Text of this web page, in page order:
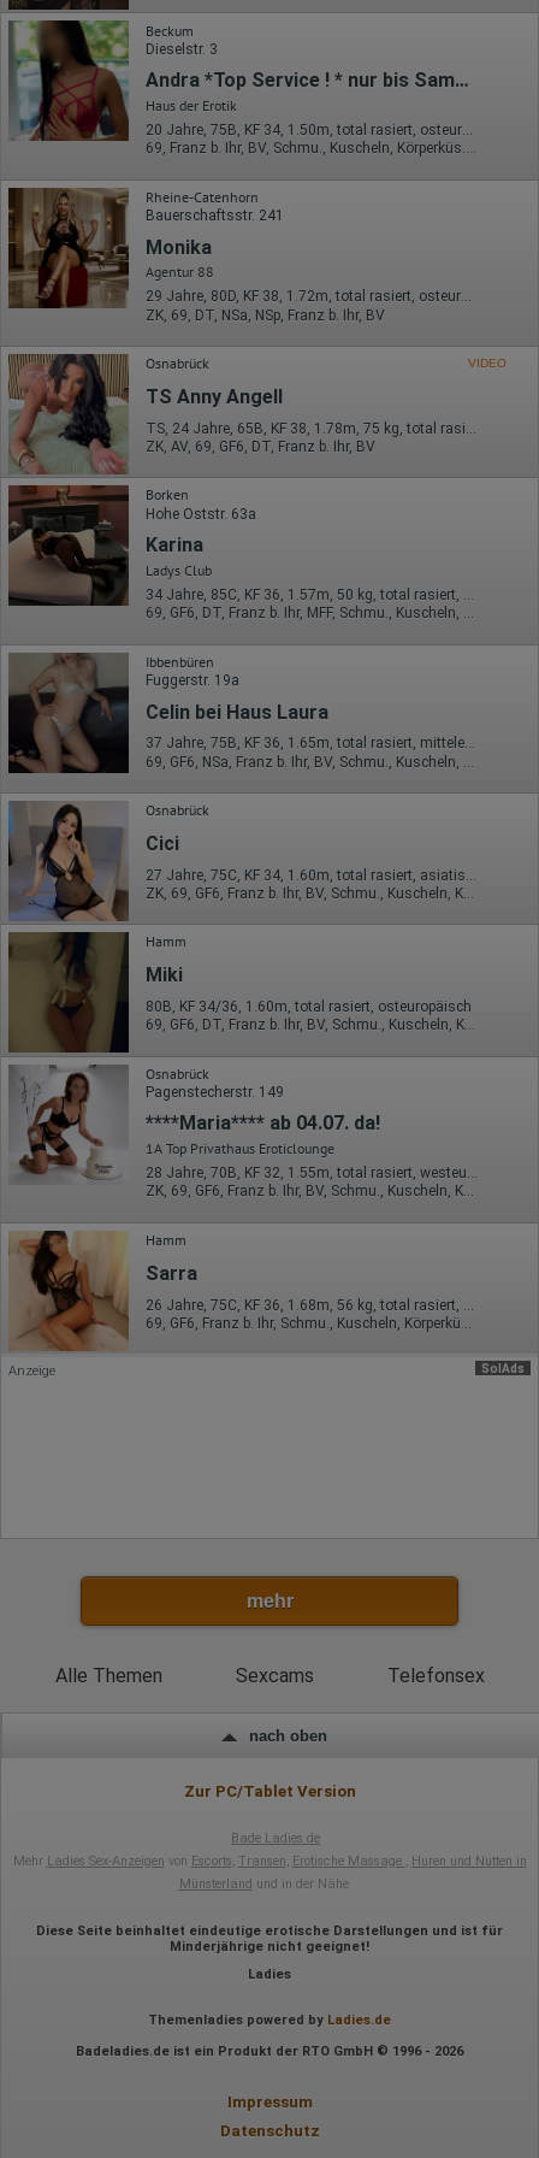
Europäischen Wirtschaftsraum gekürzt, dies bedeutet, dass alle
Daten anonym erhoben werden. Nur in Ausnahmefällen wird die
volle IP-Adresse an einen Server von Google in den USA
übertragen und dort gekürzt. Die von dem Browser des Nutzers
übermittelte IP-Adresse wird nicht mit anderen Daten von Google
zusammengeführt.
Erhobene Informationen zum Besucherverhalten sind folgende:
Herkunft (Land und Stadt)
Sprache
Betriebssystem
Gerät (PC, Tablet-PC oder Smartphone)
Browser und alle verwendeten Add-ons
Auflösung des Computers
Besucherquelle (Facebook, Suchmaschine oder
verweisende Webseite)
Welche Videos angeschaut?
Wurden Werbebanner angeklickt?
Wohin ging der Besucher? Klickte er auf weitere Seiten des
Portals oder hat er sie komplett verlassen?
Wie lange blieb der Besucher?
Ort der Verarbeitung:
Europäische Union & USA
Hotjar
Wir nutzen Hotjar als Webanalysedient. Es wird verwendet, um
Daten über das Benutzerverhalten zu sammeln. Hotjar kann
auch im Rahmen von Umfragen und Feedbackfunktionen, die
auf unserer Website eingebunden sind, von Ihnen bereitgestellte
Herausgeber:
Hotjar Limited, Malta
Erhobene Daten:
Datum und Uhrzeit des Besuchs
Geografischer Standort
IP-Adresse
Mausbewegungen
Besuchte Seiten
Referrer URL
Bildschirmauflösung
Eindeutige Gerätekennung
Sprachinformationen
Gerätebestriebssystem
Browser-Typ
Klicks
Domain-Name
Eindeutige Benutzerkennung
Antworten auf Umfragen
Ort der Verarbeitung:
Europäische Union
Rechtliche Grundlage der Verarbeitung
Art. 6 Abs. 1 S. 1 lit. a DSGVO
Beckum
Dieselstr. 3
Andra *Top Service ! * nur bis Samstag
Haus der Erotik
20 Jahre, 75B, KF 34, 1.50m, total rasiert, osteuropäisch
69, Franz b. Ihr, BV, Schmu., Kuscheln, Körperküs., DSa, DSp
Rheine-Catenhorn
Bauerschaftsstr. 241
Monika
Agentur 88
29 Jahre, 80D, KF 38, 1.72m, total rasiert, osteuropäisch
ZK, 69, DT, NSa, NSp, Franz b. Ihr, BV
Osnabrück VIDEO
TS Anny Angell
ZK, AV, 69, GF6, DT, Franz b. Ihr, BV
Borken
Hohe Oststr. 63a
Karina
Ladys Club
34 Jahre, 85C, KF 36, 1.57m, 50 kg, total rasiert, Latina
69, GF6, DT, Franz b. Ihr, MFF, Schmu., Kuscheln, Körperküs.
Ibbenbüren
Fuggerstr. 19a
Celin bei Haus Laura
37 Jahre, 75B, KF 36, 1.65m, total rasiert, mitteleuropäisch
Osnabrück
Cici
ZK, 69, GF6, Franz b. Ihr, BV, Schmu., Kuscheln, Körperküs.
Hamm
Miki
80B, KF 34/36, 1.60m, total rasiert, osteuropäisch
69, GF6, DT, Franz b. Ihr, BV, Schmu., Kuscheln, Körperküs.
Osnabrück
Pagenstecherstr. 149
****Maria**** ab 04.07. da!
1A Top Privathaus Eroticlounge
28 Jahre, 70B, KF 32, 1.55m, total rasiert, westeuropäisch
ZK, 69, GF6, Franz b. Ihr, BV, Schmu., Kuscheln, Körperküs.
Hamm
Sarra
SolAds
Anzeige
mehr
Alle Themen Sexcams Telefonsex
nach oben
Zur PC/Tablet Version
Bade Ladies.de
Mehr Ladies Sex-Anzeigen von Escorts, Transen, Erotische Massage , Huren und Nutten in
Münsterland und in der Nähe
Diese Seite beinhaltet eindeutige erotische Darstellungen und ist für
Minderjährige nicht geeignet!
Ladies
Themenladies powered by Ladies.de
Badeladies.de ist ein Produkt der RTO GmbH © 1996 - 2026
Impressum
Datenschutz